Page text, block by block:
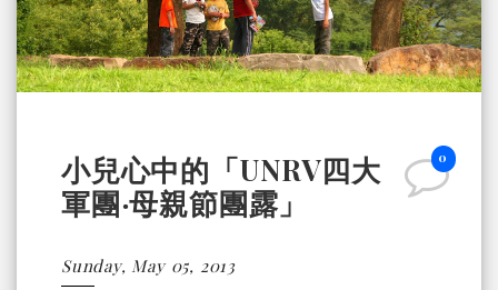
0
小兒心中的「UNRV四大
軍團‧母親節團露」
Sunday, May 05, 2013